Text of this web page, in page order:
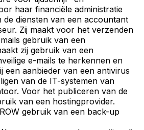
haar financiële administratie
de diensten van een accountant
Zij maakt voor het verzenden
gebruik van een
zij gebruik van een
e-mails te herkennen en
een aanbieder van een antivirus
van de IT-systemen van
Voor het publiceren van de
van een hostingprovider.
gebruik van een back-up